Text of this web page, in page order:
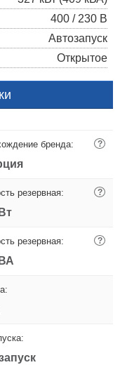
400 / 230 В
Автозапуск
Открытое
бренда: ?
резервная: ?
резервная: ?